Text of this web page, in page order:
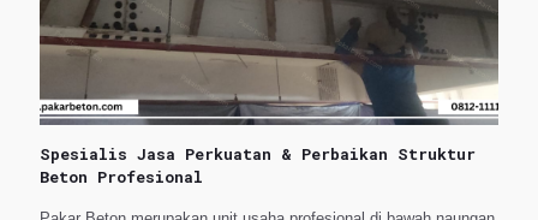
Spesialis Jasa Perkuatan & Perbaikan Struktur
Beton Profesional